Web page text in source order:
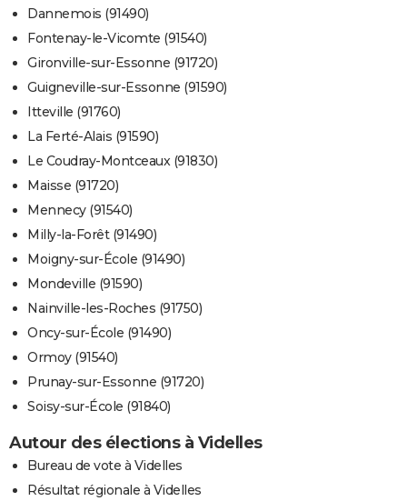
Dannemois (91490)
Fontenay-le-Vicomte (91540)
Gironville-sur-Essonne (91720)
Guigneville-sur-Essonne (91590)
Itteville (91760)
La Ferté-Alais (91590)
Le Coudray-Montceaux (91830)
Maisse (91720)
Mennecy (91540)
Milly-la-Forêt (91490)
Moigny-sur-École (91490)
Mondeville (91590)
Nainville-les-Roches (91750)
Oncy-sur-École (91490)
Ormoy (91540)
Prunay-sur-Essonne (91720)
Soisy-sur-École (91840)
Autour des élections à Videlles
Bureau de vote à Videlles
Résultat régionale à Videlles